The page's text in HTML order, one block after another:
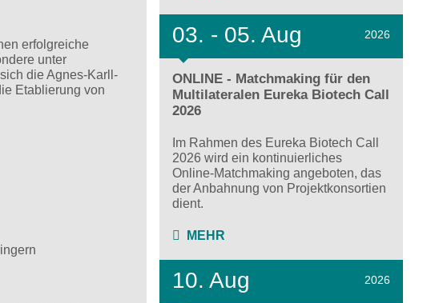
erfolgreiche
unter
die Agnes-Karll-
Etablierung von
03. - 05. Aug 2026
ONLINE - Matchmaking für den
Multilateralen Eureka Biotech Call
2026
Im Rahmen des Eureka Biotech Call
2026 wird ein kontinuierliches
Online‑Matchmaking angeboten, das
der Anbahnung von Projektkonsortien
dient.
MEHR
10. Aug 2026